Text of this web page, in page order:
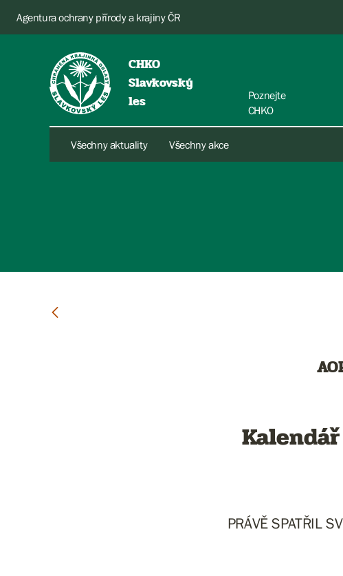
Agentura ochrany přírody a krajiny ČR
CHKO
Slavkovský
les
Poznejte
CHKO
Všechny aktuality Všechny akce
PRÁVĚ SPATŘIL